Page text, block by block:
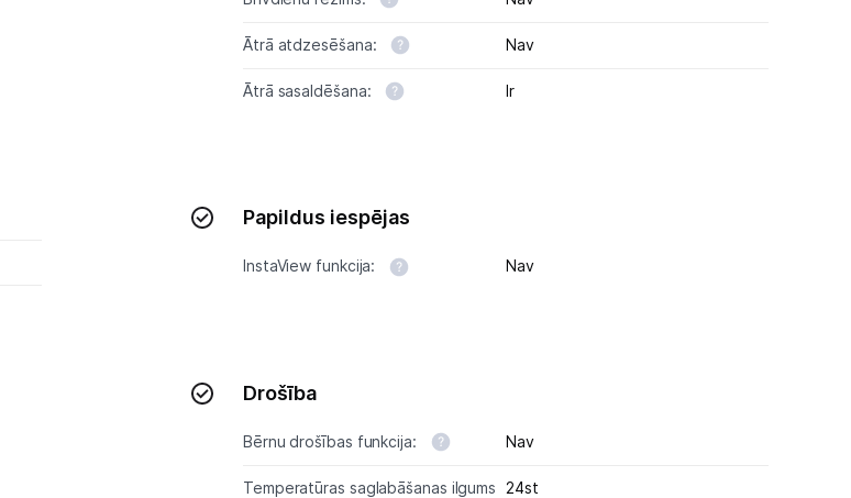
Ātrā atdzesēšana: Nav
Ātrā sasaldēšana: Ir
Papildus iespējas
InstaView funkcija: Nav
Drošība
Bērnu drošības funkcija: Nav
Temperatūras saglabāšanas ilgums
24st